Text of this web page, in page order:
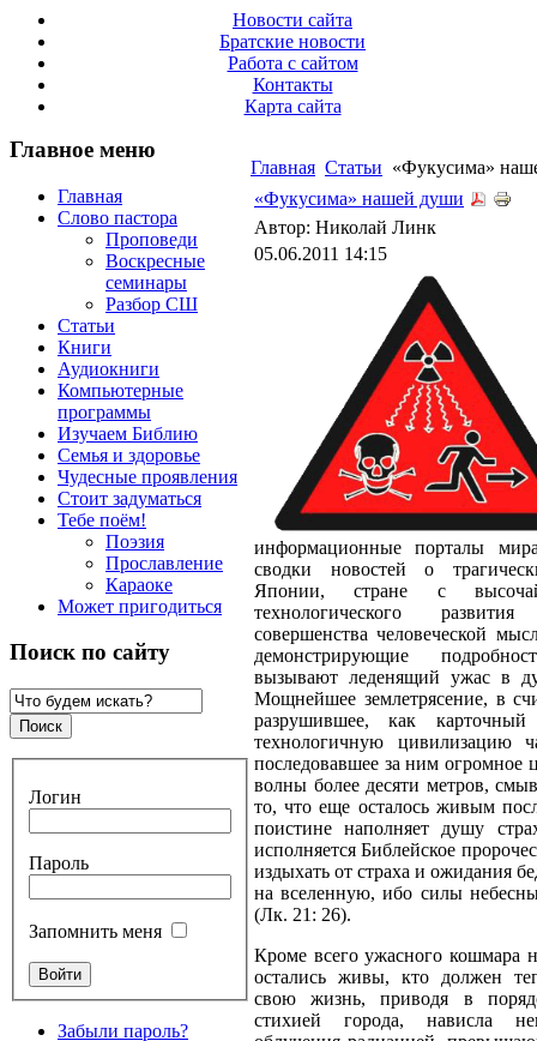
Новости сайта
Братские новости
Работа с сайтом
Контакты
Карта сайта
Главное меню
Главная
Слово пастора
Проповеди
Воскресные
семинары
Разбор СШ
Статьи
Книги
Аудиокниги
Компьютерные
программы
Изучаем Библию
Семья и здоровье
Чудесные проявления
Стоит задуматься
Тебе поём!
Поэзия
Прославление
Караоке
Может пригодиться
Поиск по сайту
Логин
Пароль
Запомнить меня
Забыли пароль?
Главная Статьи «Фукусима»
«Фукусима» нашей души
Автор: Николай Линк
05.06.2011 14:15
информационные порталы
сводки новостей о
Японии, стране с
технологического
совершенства человеческой
демонстрирующие
вызывают леденящий ужас в
Мощнейшее землетрясение, в
разрушившее, как
технологичную цивилизацию
последовавшее за ним огромное
волны более десяти метров,
то, что еще осталось живым
поистине наполняет душу
исполняется Библейское
издыхать от страха и ожидания
на вселенную, ибо силы
(Лк. 21: 26).
Кроме всего ужасного кошмара
остались живы, кто должен
свою жизнь, приводя в
стихией города, нависла